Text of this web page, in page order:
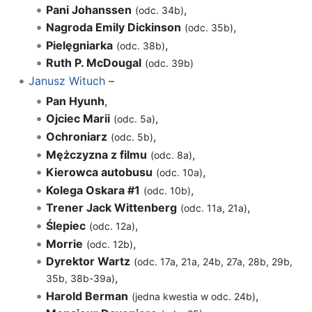
Pani Johanssen (odc. 34b),
Nagroda Emily Dickinson (odc. 35b),
Pielęgniarka (odc. 38b),
Ruth P. McDougal (odc. 39b)
Janusz Wituch–
Pan Hyunh,
Ojciec Marii (odc. 5a),
Ochroniarz (odc. 5b),
Mężczyzna z filmu (odc. 8a),
Kierowca autobusu (odc. 10a),
Kolega Oskara #1 (odc. 10b),
Trener Jack Wittenberg (odc. 11a, 21a),
Ślepiec (odc. 12a),
Morrie (odc. 12b),
Dyrektor Wartz (odc. 17a, 21a, 24b, 27a, 28b, 29b,
35b, 38b-39a),
Harold Berman (jedna kwestia w odc. 24b),